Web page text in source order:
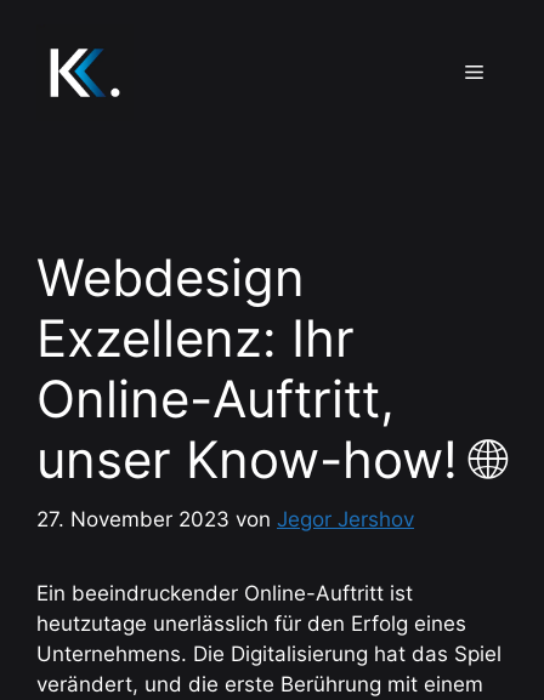
Inhalt
springen
Menü
Webdesign
Exzellenz: Ihr
Online-Auftritt,
unser Know-how! 🌐
27. November 2023 von Jegor Jershov
Ein beeindruckender Online-Auftritt ist
heutzutage unerlässlich für den Erfolg eines
Unternehmens. Die Digitalisierung hat das Spiel
verändert, und die erste Berührung mit einem